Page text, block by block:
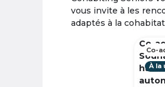
vous invite à les
adaptés à la
Co-
À la
Co-